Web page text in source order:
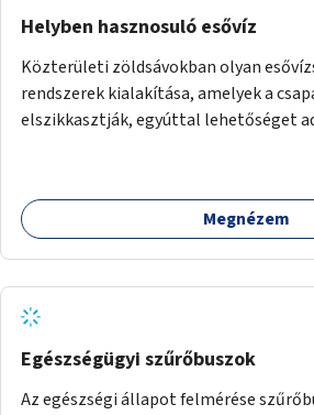
Helyben hasznosuló esővíz
Közterületi zöldsávokban olyan
rendszerek kialakítása, amelyek a
elszikkasztják, egyúttal lehetőséget
Megnézem
Egészségügyi szűrőbuszok
Az egészségi állapot felmérése